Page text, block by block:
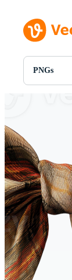
PNGs
Vidéos